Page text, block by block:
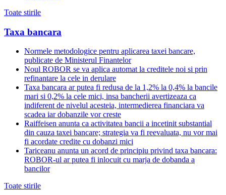
Toate stirile
Taxa bancara
Normele metodologice pentru aplicarea taxei bancare,
publicate de Ministerul Finantelor
Noul ROBOR se va aplica automat la creditele noi si prin
refinantare la cele in derulare
Taxa bancara ar putea fi redusa de la 1,2% la 0,4% la bancile
mari si 0,2% la cele mici, insa bancherii avertizeaza ca
indiferent de nivelul acesteia, intermedierea financiara va
scadea iar dobanzile vor creste
Raiffeisen anunta ca activitatea bancii a incetinit substantial
din cauza taxei bancare; strategia va fi reevaluata, nu vor mai
fi acordate credite cu dobanzi mici
Tariceanu anunta un acord de principiu privind taxa bancara:
ROBOR-ul ar putea fi inlocuit cu marja de dobanda a
bancilor
Toate stirile